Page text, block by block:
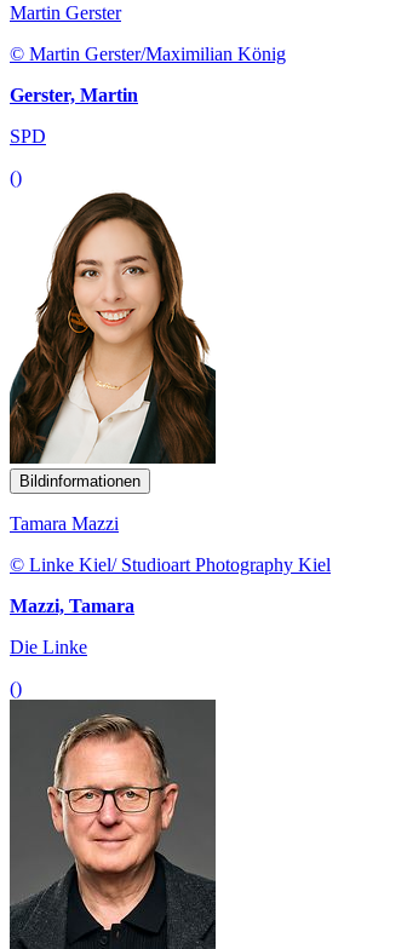
Martin Gerster
© Martin Gerster/Maximilian König
Gerster, Martin
SPD
()
Bildinformationen
Tamara Mazzi
© Linke Kiel/ Studioart Photography Kiel
Mazzi, Tamara
Die Linke
()